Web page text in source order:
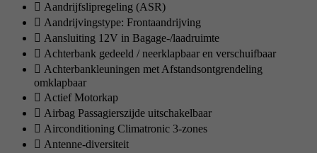
Aandrijfslipregeling (ASR)
Aandrijvingstype: Frontaandrijving
Aansluiting 12V in Bagage-/laadruimte
Achterbank gedeeld / neerklapbaar en verschuifbaar
Achterbankleuningen met Afstandsontgrendeling
omklapbaar
Actief Motorkap
Airbag Passagierszijde uitschakelbaar
Airconditioning Climatronic 3-zones
Antenne-diversiteit